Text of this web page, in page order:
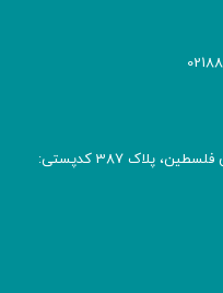
آدرس: پسـتی تهران، خیابان طالقانی، میدان فلسطین، پلاک 387 کدپستی: